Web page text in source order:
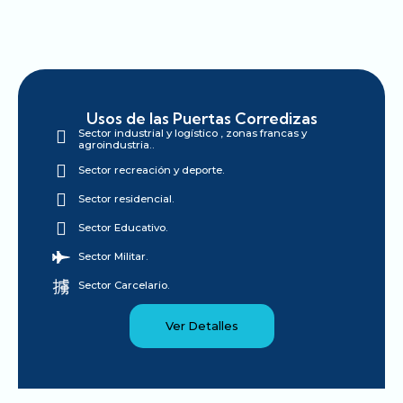
Usos de las Puertas Corredizas
Sector industrial y logístico , zonas francas y
agroindustria..
Sector recreación y deporte.
Sector residencial.
Sector Educativo.
Sector Militar.
Sector Carcelario.
Ver Detalles